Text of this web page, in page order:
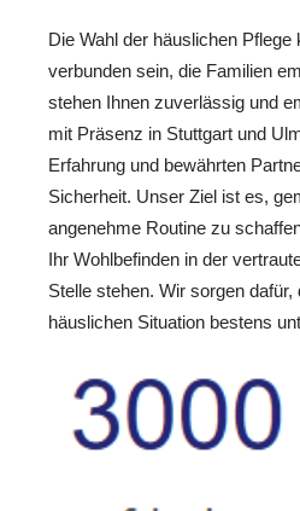
Die Wahl der häuslichen
verbunden sein, die Familien
stehen Ihnen zuverlässig und
mit Präsenz in Stuttgart und
Erfahrung und bewährten
Sicherheit. Unser Ziel ist es,
angenehme Routine zu
Ihr Wohlbefinden in der
Stelle stehen. Wir sorgen
häuslichen Situation bestens